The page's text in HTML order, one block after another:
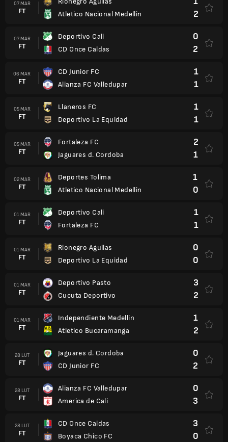
07 MAR
FT
Atletico Nacional Medellin
2
07 MAR
FT
Deportivo Cali
CD Once Caldas
0
2
06 MAR
FT
CD Junior FC
Alianza FC Valledupar
1
1
05 MAR
FT
Llaneros FC
Deportivo La Equidad
1
1
05 MAR
FT
Fortaleza FC
Jaguares d. Cordoba
2
1
02 MAR
FT
Deportes Tolima
Atletico Nacional Medellin
1
0
01 MAR
FT
Deportivo Cali
Fortaleza FC
1
1
01 MAR
FT
Rionegro Aguilas
Deportivo La Equidad
0
0
01 MAR
FT
Deportivo Pasto
Cucuta Deportivo
3
2
01 MAR
FT
Independiente Medellin
Atletico Bucaramanga
1
2
28 LUT
FT
Jaguares d. Cordoba
CD Junior FC
0
2
28 LUT
FT
Alianza FC Valledupar
America de Cali
0
3
28 LUT
FT
CD Once Caldas
Boyaca Chico FC
3
0